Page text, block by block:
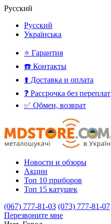
Русский
Русский
Українська
⭐ Гарантия
☎️ Контакты
⬆️ Доставка и оплата
❓ Рассрочка без переплат
✅ Обмен, возврат
Новости и обзоры
Акции
Топ 10 приборов
Топ 15 катушек
(067) 777-81-03 (073) 777-81-07
Перезвоните мне